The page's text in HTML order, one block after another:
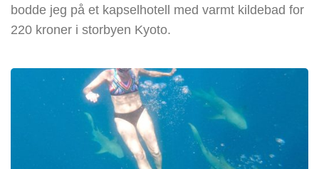
bodde jeg på et kapselhotell med varmt kildebad for
220 kroner i storbyen Kyoto.